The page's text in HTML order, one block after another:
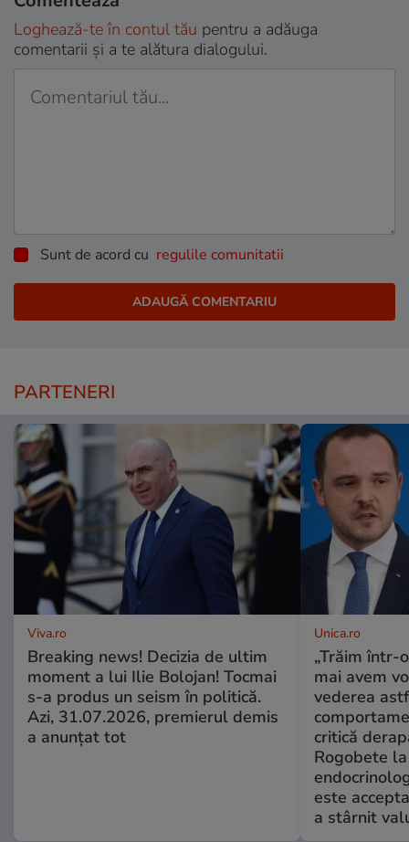
Loghează-te în contul tău pentru a adăuga
comentarii și a te alătura dialogului.
Sunt de acord cu regulile comunitatii
PARTENERI
Viva.ro
Breaking news! Decizia de ultim
moment a lui Ilie Bolojan! Tocmai
s-a produs un seism în politică.
Azi, 31.07.2026, premierul demis
a anunțat tot
Unica.ro
„Trăim într-
mai avem
vederea
critică
Rogobete
este
a stârnit